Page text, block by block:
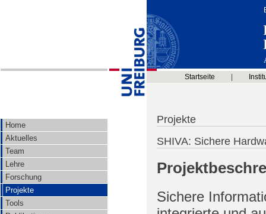
Home
Aktuelles
Team
Lehre
Forschung
Projekte
Tools
Startseite
Projekte
SHIVA: Sichere
Sichere